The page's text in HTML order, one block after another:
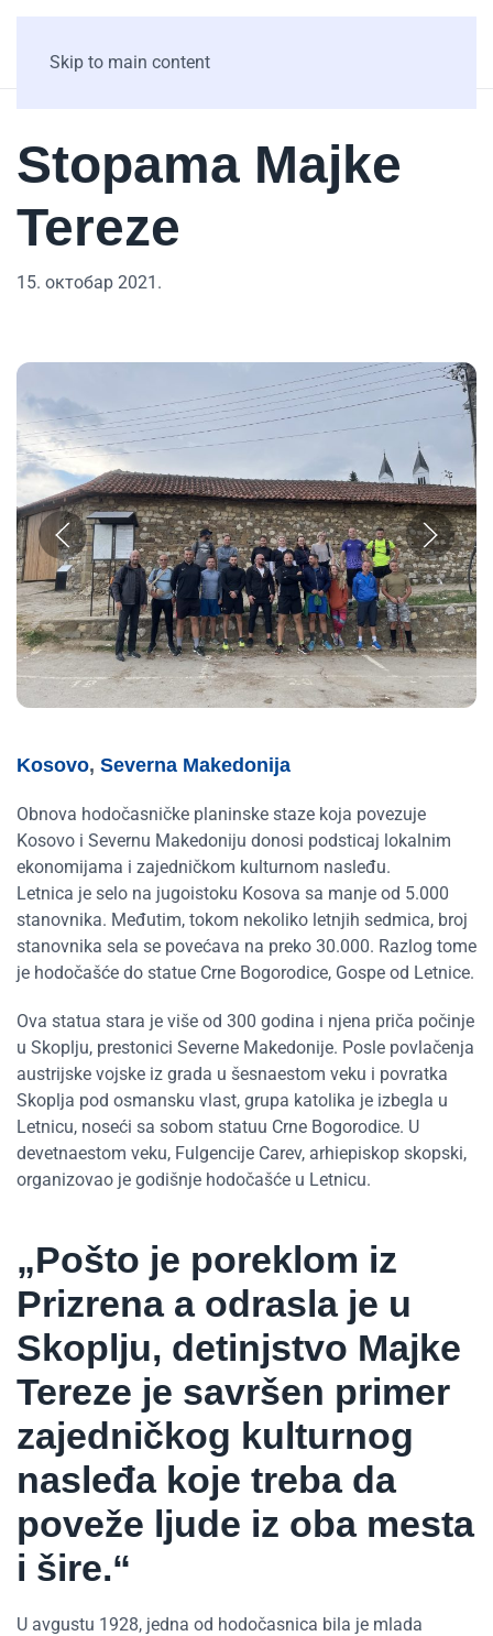
Skip to main content
Stopama Majke
Tereze
15. октобар 2021.
Kosovo, Severna Makedonija
Obnova hodočasničke planinske staze koja povezuje
Kosovo i Severnu Makedoniju donosi podsticaj lokalnim
ekonomijama i zajedničkom kulturnom nasleđu.
Letnica je selo na jugoistoku Kosova sa manje od 5.000
stanovnika. Međutim, tokom nekoliko letnjih sedmica, broj
stanovnika sela se povećava na preko 30.000. Razlog tome
je hodočašće do statue Crne Bogorodice, Gospe od Letnice.
Ova statua stara je više od 300 godina i njena priča počinje
u Skoplju, prestonici Severne Makedonije. Posle povlačenja
austrijske vojske iz grada u šesnaestom veku i povratka
Skoplja pod osmansku vlast, grupa katolika je izbegla u
Letnicu, noseći sa sobom statuu Crne Bogorodice. U
devetnaestom veku, Fulgencije Carev, arhiepiskop skopski,
organizovao je godišnje hodočašće u Letnicu.
„Pošto je poreklom iz
Prizrena a odrasla je u
Skoplju, detinjstvo Majke
Tereze je savršen primer
zajedničkog kulturnog
nasleđa koje treba da
poveže ljude iz oba mesta
i šire.“
U avgustu 1928, jedna od hodočasnica bila je mlada